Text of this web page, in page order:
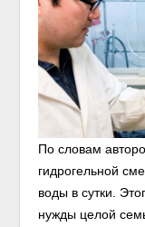
По словам
гидрогельной
воды в сутки.
нужды целой